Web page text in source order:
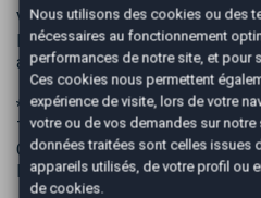
Véhicule visible UNIQUEMENT
RÉUNION
avec votre conseiller
* Inclus dans la Garantie
Transmission - Circuit de
Circuit électrique - Freinage -
Pont)
Nous utilisons des cookies ou des
nécessaires au fonctionnement
performances de notre site, et pour
Ces cookies nous permettent
expérience de visite, lors de votre
votre ou de vos demandes sur notre
données traitées sont celles issues
appareils utilisés, de votre profil ou
de cookies.